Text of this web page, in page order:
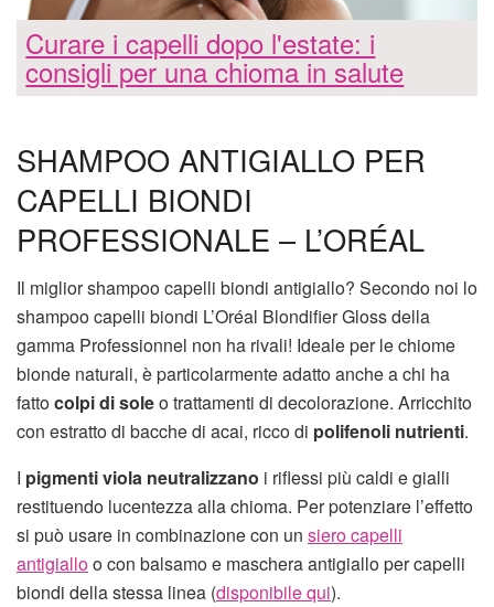
Curare i capelli dopo l'estate: i
consigli per una chioma in salute
SHAMPOO ANTIGIALLO PER
CAPELLI BIONDI
PROFESSIONALE – L’ORÉAL
Il miglior shampoo capelli biondi antigiallo? Secondo noi lo
shampoo capelli biondi L’Oréal Blondifier Gloss della
gamma Professionnel non ha rivali! Ideale per le chiome
bionde naturali, è particolarmente adatto anche a chi ha
fattocolpi di soleo trattamenti di decolorazione. Arricchito
con estratto di bacche di acai, ricco di polifenoli nutrienti.
I pigmenti viola neutralizzano i riflessi più caldi e gialli
restituendo lucentezza alla chioma. Per potenziare l’effetto
si può usare in combinazione con un siero capelli
antigialloo con balsamo e maschera antigiallo per capelli
biondi della stessa linea (disponibile qui).